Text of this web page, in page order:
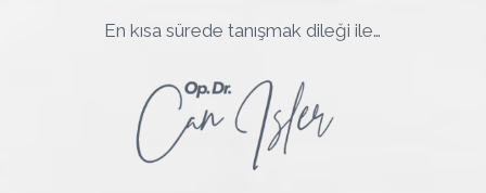
En kısa sürede tanışmak dileği ile…